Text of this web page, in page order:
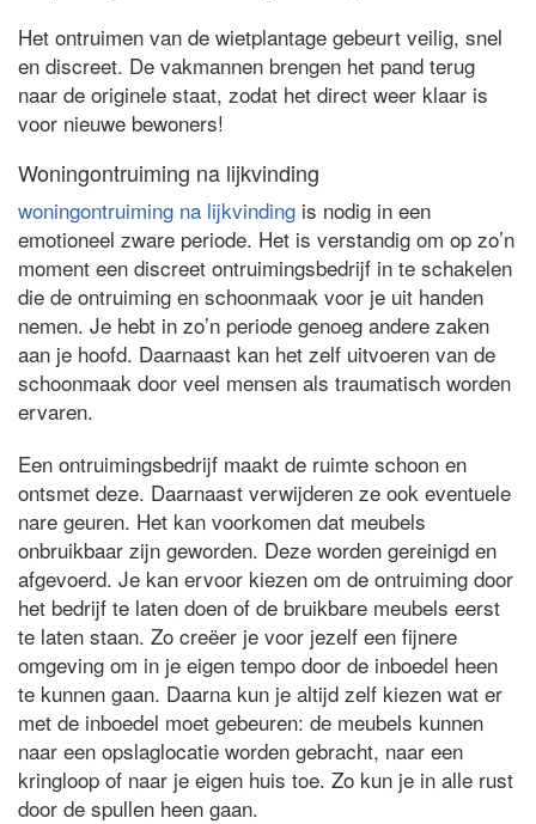
Het ontruimen van de wietplantage gebeurt veilig, snel
en discreet. De vakmannen brengen het pand terug
naar de originele staat, zodat het direct weer klaar is
voor nieuwe bewoners!
Woningontruiming na lijkvinding
woningontruiming na lijkvinding is nodig in een
emotioneel zware periode. Het is verstandig om op zo’n
moment een discreet ontruimingsbedrijf in te schakelen
die de ontruiming en schoonmaak voor je uit handen
nemen. Je hebt in zo’n periode genoeg andere zaken
aan je hoofd. Daarnaast kan het zelf uitvoeren van de
schoonmaak door veel mensen als traumatisch worden
ervaren.
Een ontruimingsbedrijf maakt de ruimte schoon en
ontsmet deze. Daarnaast verwijderen ze ook eventuele
nare geuren. Het kan voorkomen dat meubels
onbruikbaar zijn geworden. Deze worden gereinigd en
afgevoerd. Je kan ervoor kiezen om de ontruiming door
het bedrijf te laten doen of de bruikbare meubels eerst
te laten staan. Zo creëer je voor jezelf een fijnere
omgeving om in je eigen tempo door de inboedel heen
te kunnen gaan. Daarna kun je altijd zelf kiezen wat er
met de inboedel moet gebeuren: de meubels kunnen
naar een opslaglocatie worden gebracht, naar een
kringloop of naar je eigen huis toe. Zo kun je in alle rust
door de spullen heen gaan.